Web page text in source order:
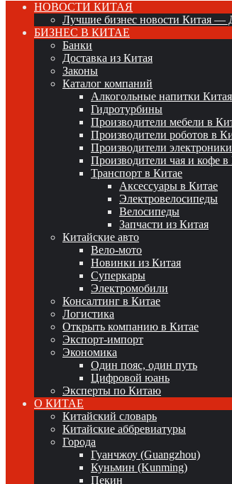
НОВОСТИ КИТАЯ
Лучшие бизнес новости Китая —
БИЗНЕС В КИТАЕ
Банки
Доставка из Китая
Законы
Каталог компаний
Алкогольные напитки Китая
Гидротурбины
Производители мебели в
Производители роботов в
Производители
Производители чая и кофе в
Транспорт в Китае
Аксессуары в Китае
Электровелосипеды
Велосипеды
Запчасти из Китая
Китайские авто
Вело-мото
Новинки из Китая
Суперкары
Электромобили
Консалтинг в Китае
Логистика
Открыть компанию в Китае
Экспорт-импорт
Экономика
Один пояс, один путь
Цифровой юань
Эксперты по Китаю
О КИТАЕ
Китайский словарь
Китайские аббревиатуры
Города
Гуанчжоу (Guangzhou)
Куньмин (Kunming)
Пекин